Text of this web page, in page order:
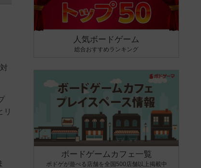
リ
人気ボードゲーム
総合おすすめランキング
ボードゲームカフェ一覧
ボドゲが遊べる店舗を全国500店舗以上掲載中